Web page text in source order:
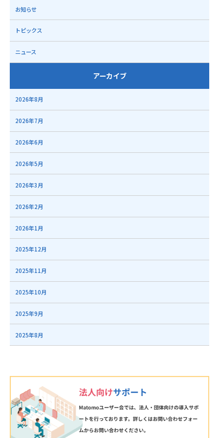
お知らせ
トピックス
ニュース
アーカイブ
2026年8月
2026年7月
2026年6月
2026年5月
2026年3月
2026年2月
2026年1月
2025年12月
2025年11月
2025年10月
2025年9月
2025年8月